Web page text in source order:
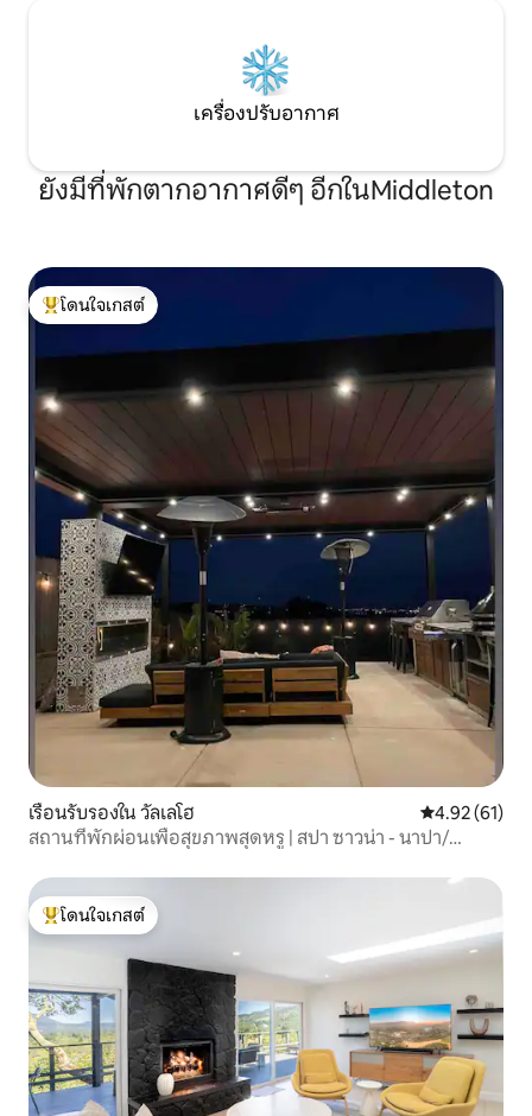
เครื่องปรับอากาศ
ยังมีที่พักตากอากาศดีๆ อีกในMiddleton
โดนใจเกสต์ที่สุด
โดนใจเกสต์
เรือนรับรองใน วัลเลโฮ คะแนนเฉลี่ย
4.92 (61)
สถานที่พักผ่อนเพื่อสุขภาพสุดหรู | สปา ซาวน่า - นาปา/
โดนใจเกสต์ที่สุด
โดนใจเกสต์